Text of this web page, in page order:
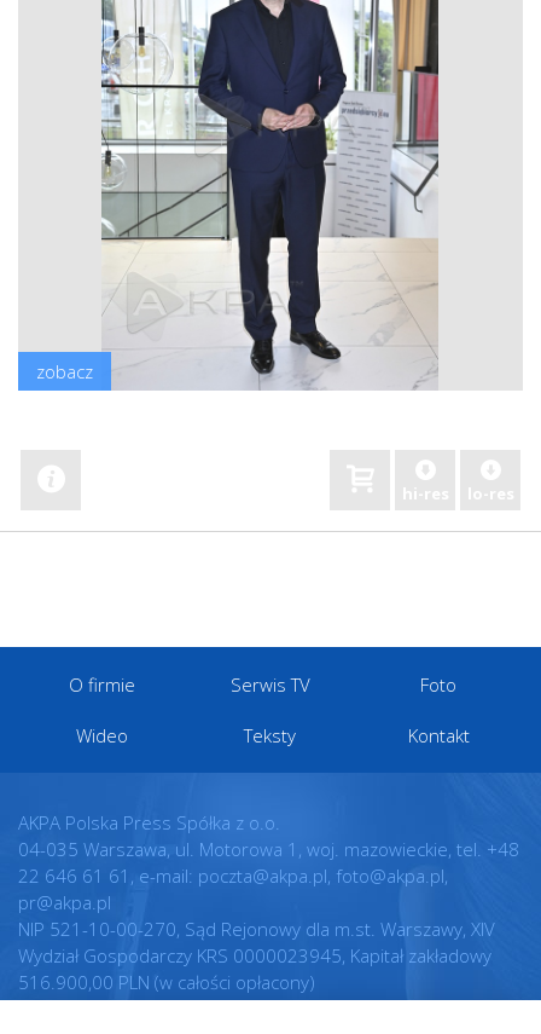
zobacz
hi-res lo-res
O firmie Serwis TV Foto
Wideo Teksty Kontakt
AKPA Polska Press Spółka z o.o.
04-035 Warszawa, ul. Motorowa 1, woj. mazowieckie, tel. +48
22 646 61 61, e-mail: poczta@akpa.pl, foto@akpa.pl,
pr@akpa.pl
NIP 521-10-00-270, Sąd Rejonowy dla m.st. Warszawy, XIV
Wydział Gospodarczy KRS 0000023945, Kapitał zakładowy
516.900,00 PLN (w całości opłacony)